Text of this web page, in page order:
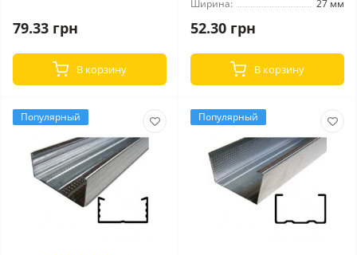
79.33 грн
В корзину
Ширина:
27 мм
52.30 грн
В корзину
Популярный Популярный